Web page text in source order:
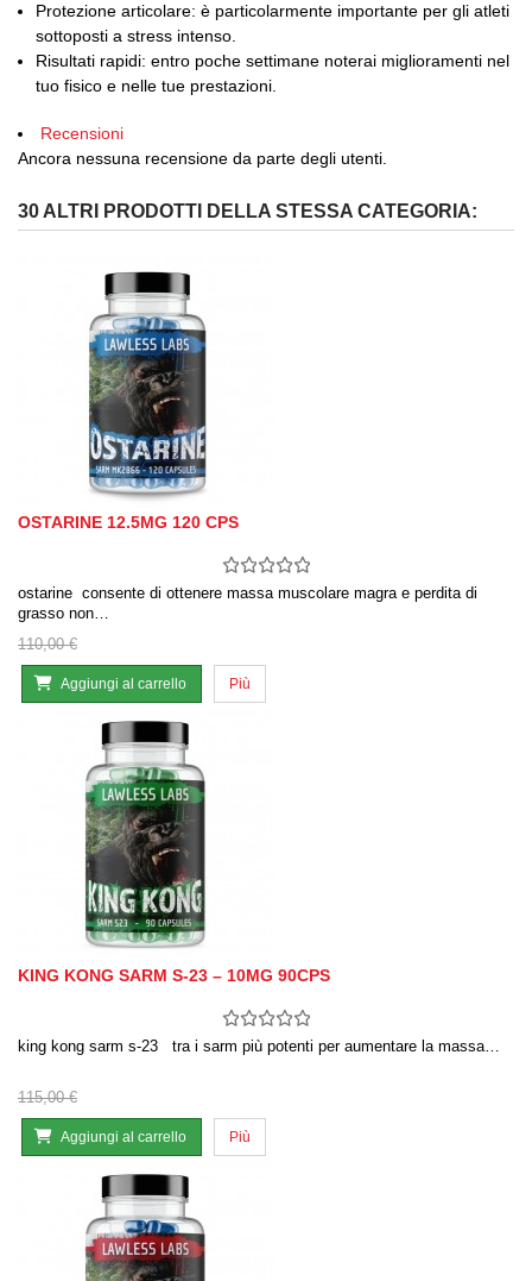
Protezione articolare: è particolarmente importante per gli atleti
sottoposti a stress intenso.
Risultati rapidi: entro poche settimane noterai miglioramenti nel
tuo fisico e nelle tue prestazioni.
Recensioni
Ancora nessuna recensione da parte degli utenti.
30 ALTRI PRODOTTI DELLA STESSA CATEGORIA:
OSTARINE 12.5MG 120 CPS
ostarine consente di ottenere massa muscolare magra e perdita di
grasso non…
110,00 €
Aggiungi al carrello Più
KING KONG SARM S-23 – 10MG 90CPS
king kong sarm s-23 tra i sarm più potenti per aumentare la massa…
115,00 €
Aggiungi al carrello Più